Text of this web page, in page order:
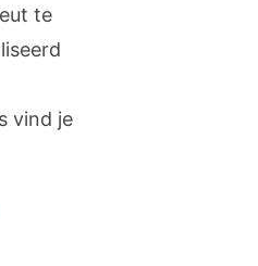
te
vind je